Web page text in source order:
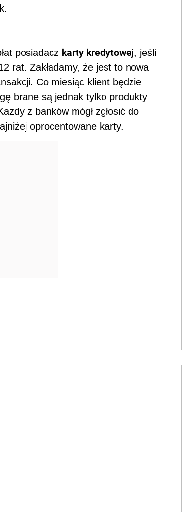
posiadacz karty kredytowej, jeśli
rat. Zakładamy, że jest to nowa
Co miesiąc klient będzie
brane są jednak tylko produkty
z banków mógł zgłosić do
oprocentowane karty.